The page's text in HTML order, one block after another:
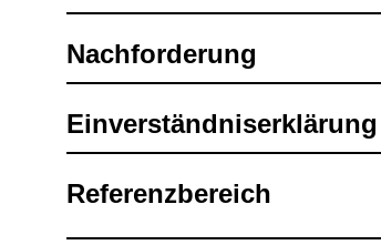
Nach­for­de­rung
Ein­ver­ständ­nis­er­klä­rung
Refe­renz­be­reich